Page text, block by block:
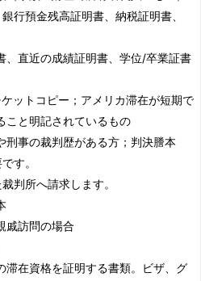
行預金残高証明書、納税証明書、
、直近の成績証明書、学位/卒業証書
ットコピー；アメリカ滞在が短期で
こと明記されているもの
刑事の裁判歴がある方；判決謄本
す。
判所へ請求します。
戚訪問の場合
滞在資格を証明する書類。ビザ、グ